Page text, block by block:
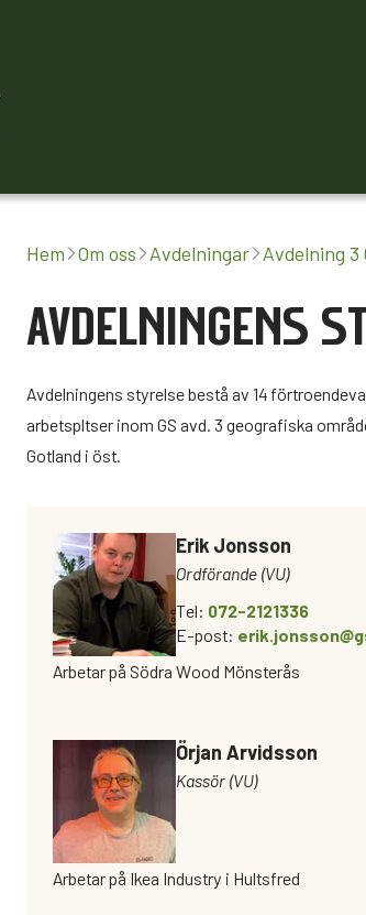
Engagera dig Om oss
Hem Om oss Avdelningar Avdelning 3
AVDELNINGENS
Avdelningens styrelse bestå av 14
arbetspltser inom GS avd. 3 geografiska
Gotland i öst.
Erik Jonsson
Ordförande (VU)
Tel: 072-2121336
E-post:
Arbetar på Södra Wood Mönsterås
Örjan Arvidsson
Kassör (VU)
Arbetar på Ikea Industry i Hultsfred